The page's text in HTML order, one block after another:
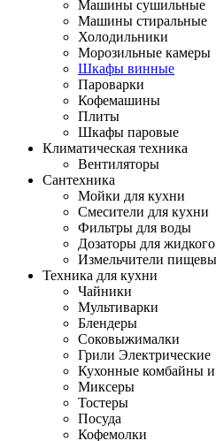
Машины сушильные
Машины стиральные
Холодильники
Морозильные камеры
Шкафы винные
Пароварки
Кофемашины
Плиты
Шкафы паровые
Климатическая техника
Вентиляторы
Сантехника
Мойки для кухни
Смесители для кухни
Фильтры для воды
Дозаторы для
Измельчители
Техника для кухни
Чайники
Мультиварки
Блендеры
Соковыжималки
Грили Электрические
Кухонные комбайны и
Миксеры
Тостеры
Посуда
Кофемолки